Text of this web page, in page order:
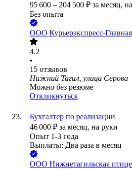
95 600 – 204 500 ₽ за месяц,
Без опыта
ООО Курьерэкспресс-
4.2
•
15 отзывов
Нижний Тагил, улица Серова
Можно без резюме
Откликнуться
Бухгалтер по реализации
46 000 ₽ за месяц, на руки
Опыт 1-3 года
Выплаты: Два раза в месяц
ООО Нижнетагильская